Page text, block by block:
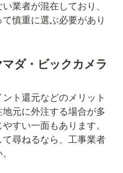
業者が混在しており、
慎重に選ぶ必要があり
ダ・ビックカメラ
ト還元などのメリット
元に外注する場合が多
すい一面もあります。
尋ねるなら、工事業者